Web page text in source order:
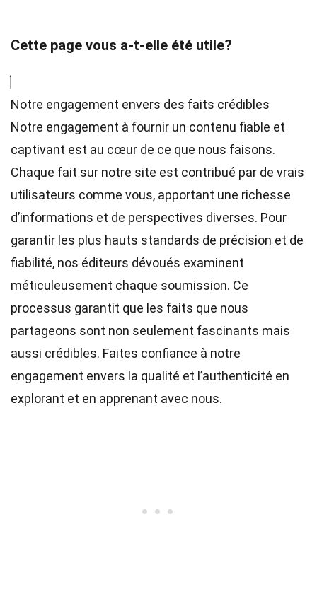
Cette page vous a-t-elle été utile?
Notre engagement envers des faits crédibles
Notre engagement à fournir un contenu fiable et
captivant est au cœur de ce que nous faisons.
Chaque fait sur notre site est contribué par de vrais
utilisateurs comme vous, apportant une richesse
d’informations et de perspectives diverses. Pour
garantir les plus hauts standards de précision et de
fiabilité, nos éditeurs dévoués examinent
méticuleusement chaque soumission. Ce
processus garantit que les faits que nous
partageons sont non seulement fascinants mais
aussi crédibles. Faites confiance à notre
engagement envers la qualité et l’authenticité en
explorant et en apprenant avec nous.